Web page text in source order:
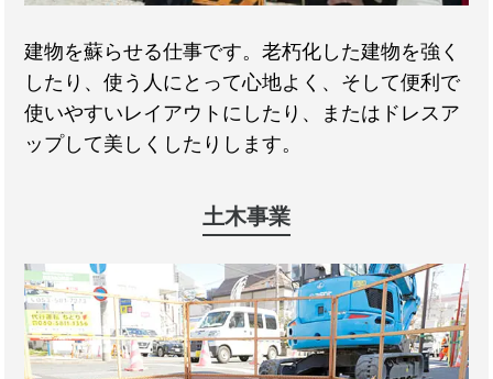
建物を蘇らせる仕事です。老朽化した建物を強く
したり、使う人にとって心地よく、そして便利で
使いやすいレイアウトにしたり、またはドレスア
ップして美しくしたりします。
土木事業